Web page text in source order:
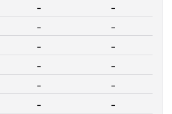
-
-
-
-
-
-
-
-
-
-
-
-